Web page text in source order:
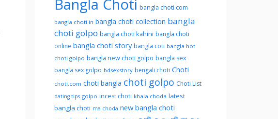
Bangla Choti bangla choti.com
bangla choti.in bangla choti collection bangla
choti golpo bangla choti kahini bangla choti
online bangla choti story bangla coti bangla hot
choti golpo bangla new choti golpo bangla sex
bangla sex golpo bdsexstory bengali choti Choti
choti.com choti bangla choti golpo Choti List
dating tips golpo incest choti khala choda latest
bangla choti ma choda new bangla choti